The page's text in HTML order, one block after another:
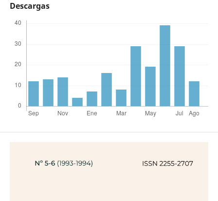
Descargas